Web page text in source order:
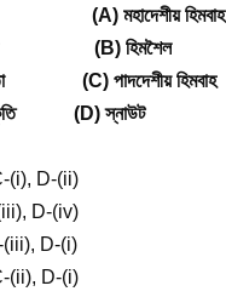
মতো (A) মহাদেশীয় হিমবাহ
আকৃতি (B) হিমশৈল
মতো (C) পাদদেশীয় হিমবাহ
আকৃতি (D)স্নাউট
(i), D-(ii)
D-(iv)
(iii), D-(i)
(ii), D-(i)